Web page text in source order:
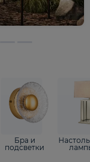
Бра и
подсветки